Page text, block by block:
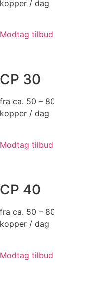
kopper / dag
Modtag tilbud
CP 30
fra ca. 50 – 80
kopper / dag
Modtag tilbud
CP 40
fra ca. 50 – 80
kopper / dag
Modtag tilbud